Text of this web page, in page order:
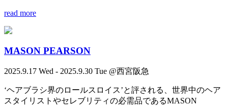
read more
MASON PEARSON
2025.9.17 Wed - 2025.9.30 Tue @西宮阪急
‘ヘアブラシ界のロールスロイス’と評される、世界中のヘア
スタイリストやセレブリティの必需品であるMASON